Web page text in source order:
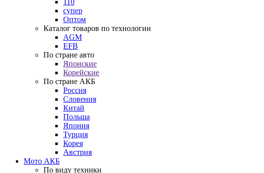
110
супер
Оптом
Каталог товаров по технологии
AGM
EFB
По стране авто
Японские
Корейские
По стране АКБ
Россия
Словения
Китай
Польша
Япония
Турция
Корея
Австрия
Мото АКБ
По виду техники